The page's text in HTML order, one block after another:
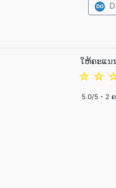
DO
ໃຫ້ຄະແນ
☆
☆
5.0/5 - 2